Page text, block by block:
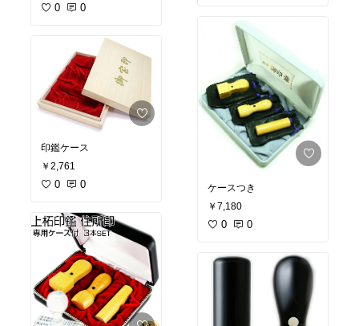
0 0
印鑑ケース
￥2,761
0 0
ケースつき
￥7,180
0 0